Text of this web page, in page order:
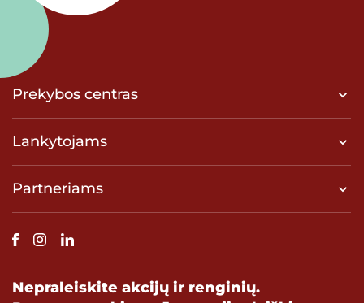
Prekybos centras
Lankytojams
Partneriams
Nepraleiskite akcijų ir renginių.